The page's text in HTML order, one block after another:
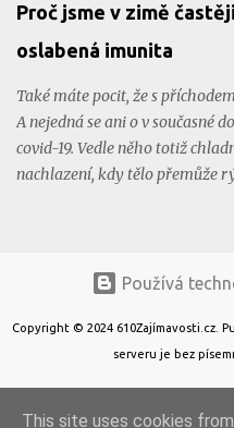
společností 3DFX, která
grafických kartách. Ještě
Proč jsme v zimě
oslabená imunita
Také máte pocit, že s
A nejedná se ani o v současné
covid-19. Vedle něho totiž
nachlazení, kdy tělo přemůže
rozhoduje nejen to, jak silnou
výborně daří. Nejlépe přežívá
právě tehdy, kdy je u nás na
sychravá, kdy bývá po celý
viriony Současně s tím jde
Používá
Copyright © 2024 610Zajímavosti.cz.
serveru je bez
This site uses cookies